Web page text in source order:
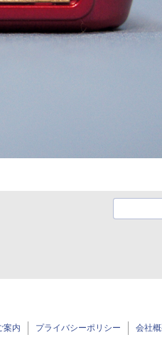
案内 プライバシーポリシー 会社